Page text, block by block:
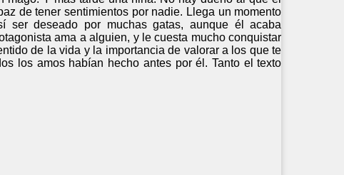
de tener sentimientos por nadie. Llega un momento
deseado por muchas gatas, aunque él acaba
ama a alguien, y le cuesta mucho conquistar
de la vida y la importancia de valorar a los que te
los amos habían hecho antes por él. Tanto el texto